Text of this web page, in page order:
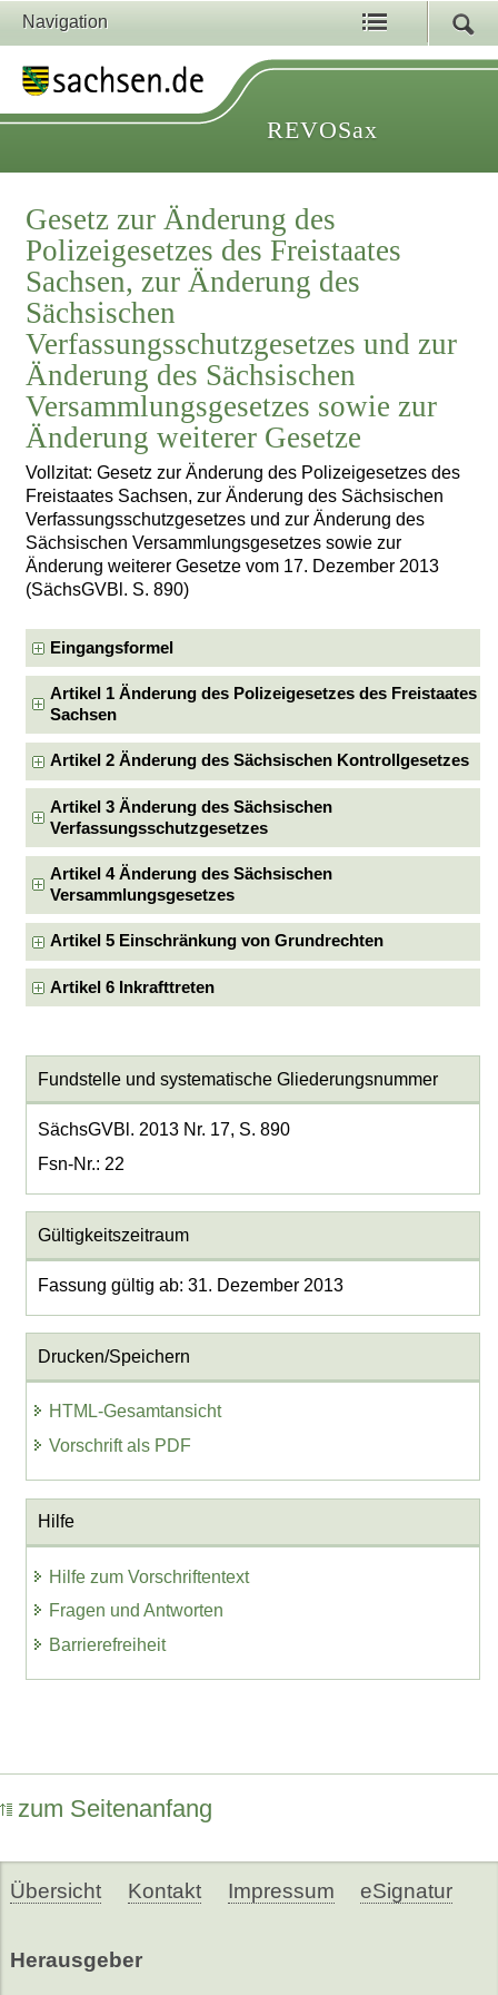
Navigation
REVOSax
Gesetz zur Änderung des
Polizeigesetzes des Freistaates
Sachsen, zur Änderung des
Sächsischen
Verfassungsschutzgesetzes und zur
Änderung des Sächsischen
Versammlungsgesetzes sowie zur
Änderung weiterer Gesetze
Vollzitat: Gesetz zur Änderung des Polizeigesetzes des
Freistaates Sachsen, zur Änderung des Sächsischen
Verfassungsschutzgesetzes und zur Änderung des
Sächsischen Versammlungsgesetzes sowie zur
Änderung weiterer Gesetze vom 17. Dezember 2013
(SächsGVBl. S. 890)
Eingangsformel
Artikel 1 Änderung des Polizeigesetzes des Freistaates
Sachsen
Artikel 2 Änderung des Sächsischen Kontrollgesetzes
Artikel 3 Änderung des Sächsischen
Verfassungsschutzgesetzes
Artikel 4 Änderung des Sächsischen
Versammlungsgesetzes
Artikel 5 Einschränkung von Grundrechten
Artikel 6 Inkrafttreten
Fundstelle und systematische Gliederungsnummer
SächsGVBl. 2013 Nr. 17, S. 890
Fsn-Nr.: 22
Gültigkeitszeitraum
Fassung gültig ab: 31. Dezember 2013
Drucken/Speichern
HTML-Gesamtansicht
Vorschrift als PDF
Hilfe
Hilfe zum Vorschriftentext
Fragen und Antworten
Barrierefreiheit
zum Seitenanfang
Übersicht Kontakt Impressum eSignatur
Herausgeber